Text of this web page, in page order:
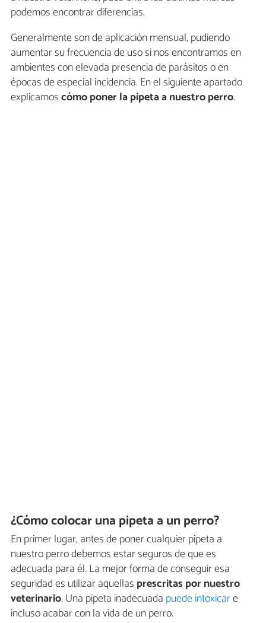
podemos encontrar diferencias.
Generalmente son de aplicación mensual, pudiendo
aumentar su frecuencia de uso si nos encontramos en
ambientes con elevada presencia de parásitos o en
épocas de especial incidencia. En el siguiente apartado
explicamoscómo poner la pipeta a nuestro perro.
¿Cómo colocar una pipeta a un perro?
En primer lugar, antes de poner cualquier pipeta a
nuestro perro debemos estar seguros de que es
adecuada para él. La mejor forma de conseguir esa
seguridad es utilizar aquellas prescritas por nuestro
veterinario. Una pipeta inadecuada puede intoxicare
incluso acabar con la vida de un perro.